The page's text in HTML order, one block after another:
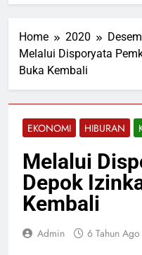
Home 2020
Melalui Disporyata
Buka Kembali
EKONOMI HIBURAN
Melalui
Depok
Kembali
Admin 6 Tahun Ago